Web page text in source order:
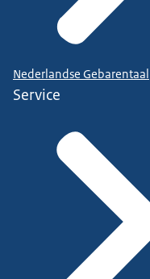
Nederlandse Gebarentaal
Service